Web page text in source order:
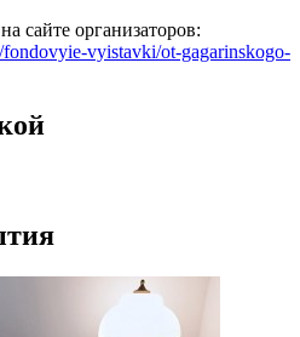
сайте организаторов:
vyistavki/ot-gagarinskogo-